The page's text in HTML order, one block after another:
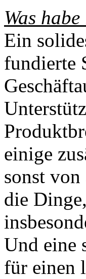
Was
Ein
fundierte
einige
sonst
die
Und eine
für einen